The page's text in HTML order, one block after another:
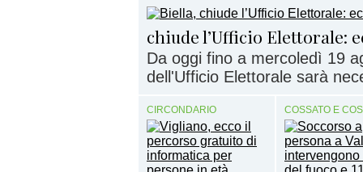
chiude l’Ufficio Elettorale:
Da oggi fino a mercoledì 19
dell'Ufficio Elettorale sarà
CIRCONDARIO COSSATO E